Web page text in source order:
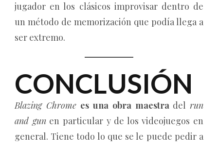
jugador en los clásicos improvisar dentro de
un método de memorización que podía llega a
ser extremo.
CONCLUSIÓN
Blazing Chrome es una obra maestra delrun
and gunen particular y de los videojuegos en
general. Tiene todo lo que se le puede pedir a